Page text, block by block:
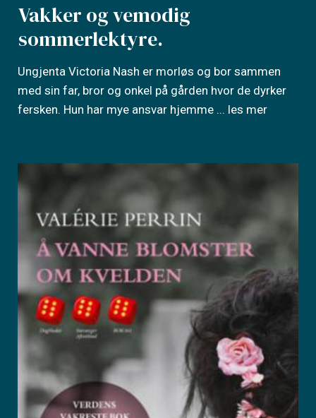
Vakker og vemodig
sommerlektyre.
Ungjenta Victoria Nash er morløs og bor sammen
med sin far, bror og onkel på gården hvor de dyrker
fersken. Hun har mye ansvar hjemme ... les mer